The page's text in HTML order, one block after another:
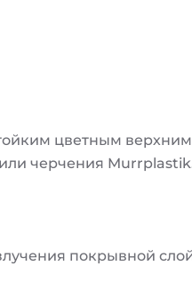
цветным
черчения
покрывной